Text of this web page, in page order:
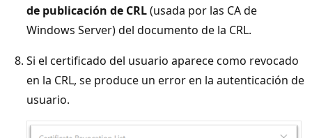
de publicación de CRL(usada por las CA de
Windows Server) del documento de la CRL.
Si el certificado del usuario aparece como revocado
en la CRL, se produce un error en la autenticación de
usuario.